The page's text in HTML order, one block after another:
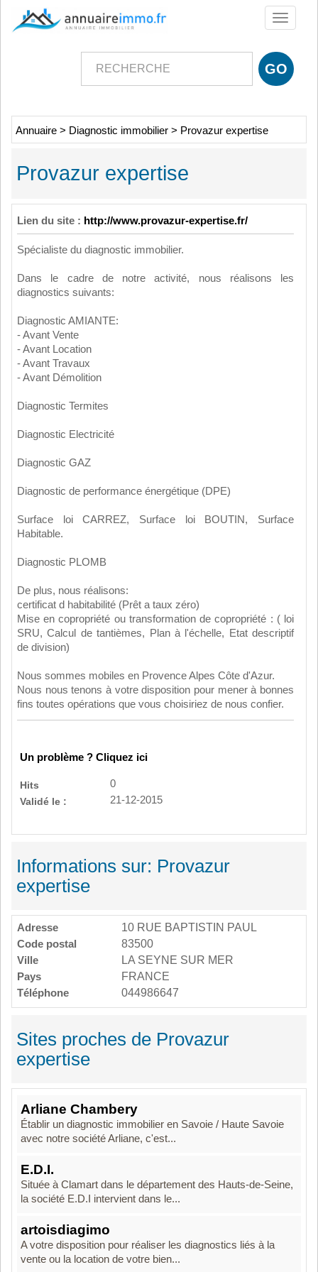
Toggle
Annuaire > Diagnostic immobilier > Provazur expertise
Provazur expertise
Lien du site : http://www.provazur-expertise.fr/
Spécialiste du diagnostic immobilier.
Dans le cadre de notre activité, nous réalisons les
diagnostics suivants:
Diagnostic AMIANTE:
- Avant Vente
- Avant Location
- Avant Travaux
- Avant Démolition
Diagnostic Termites
Diagnostic Electricité
Diagnostic GAZ
Diagnostic de performance énergétique (DPE)
Surface loi CARREZ, Surface loi BOUTIN, Surface
Habitable.
Diagnostic PLOMB
De plus, nous réalisons:
certificat d habitabilité (Prêt a taux zéro)
Mise en copropriété ou transformation de copropriété : ( loi
SRU, Calcul de tantièmes, Plan à l'échelle, Etat descriptif
de division)
Nous sommes mobiles en Provence Alpes Côte d'Azur.
Nous nous tenons à votre disposition pour mener à bonnes
fins toutes opérations que vous choisiriez de nous confier.
Un problème ? Cliquez ici
Hits
0
Validé le :
21-12-2015
Informations sur: Provazur
expertise
Adresse
10 RUE BAPTISTIN PAUL
Code postal
83500
Ville
LA SEYNE SUR MER
Pays
FRANCE
Téléphone
044986647
Sites proches de Provazur
expertise
Arliane Chambery
Établir un diagnostic immobilier en Savoie / Haute Savoie
avec notre société Arliane, c'est...
E.D.I.
Située à Clamart dans le département des Hauts-de-Seine,
la société E.D.I intervient dans le...
artoisdiagimo
A votre disposition pour réaliser les diagnostics liés à la
vente ou la location de votre bien...